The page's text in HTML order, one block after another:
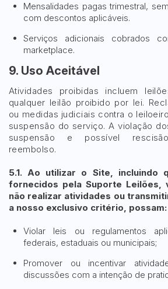
Mensalidades pagas trimestral,
com descontos aplicáveis.
Serviços adicionais cobrados
marketplace.
9. Uso Aceitável
Atividades proibidas incluem
qualquer leilão proibido por lei.
ou medidas judiciais contra o
suspensão do serviço. A violação
suspensão e possível
reembolso.
5.1. Ao utilizar o Site, incluindo
fornecidos pela Suporte Leilões,
não realizar atividades ou
a nosso exclusivo critério, possam:
Violar leis ou regulamentos
federais, estaduais ou municipais;
Promover ou incentivar
discussões com a intenção de